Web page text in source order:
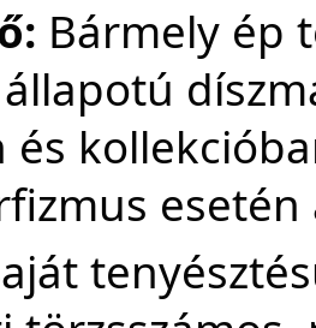
Bármely ép
és